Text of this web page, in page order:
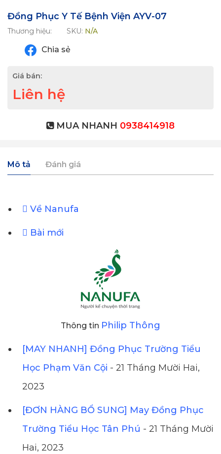
Đồng Phục Y Tế Bệnh Viện AYV-07
Thương hiệu: SKU: N/A
Chia sẻ
Giá bán:
Liên hệ
MUA NHANH 0938414918
Mô tả Đánh giá
Về Nanufa
Bài mới
Thông tin Philip Thông
[MAY NHANH] Đồng Phục Trường Tiểu
Học Phạm Văn Cội - 21 Tháng Mười Hai,
2023
[ĐƠN HÀNG BỔ SUNG] May Đồng Phục
Trường Tiểu Học Tân Phú - 21 Tháng Mười
Hai, 2023